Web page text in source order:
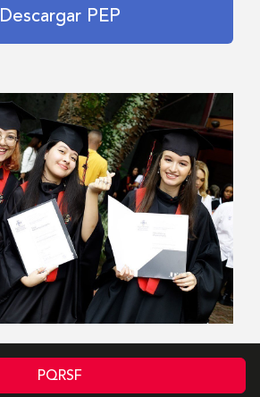
Descargar PEP
PQRSF